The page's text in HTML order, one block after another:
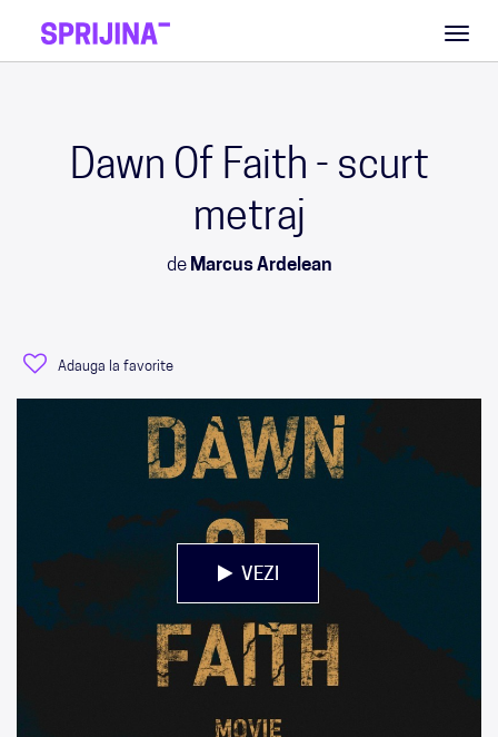
Dawn Of Faith - scurt
metraj
de Marcus Ardelean
Adauga la favorite
VEZI